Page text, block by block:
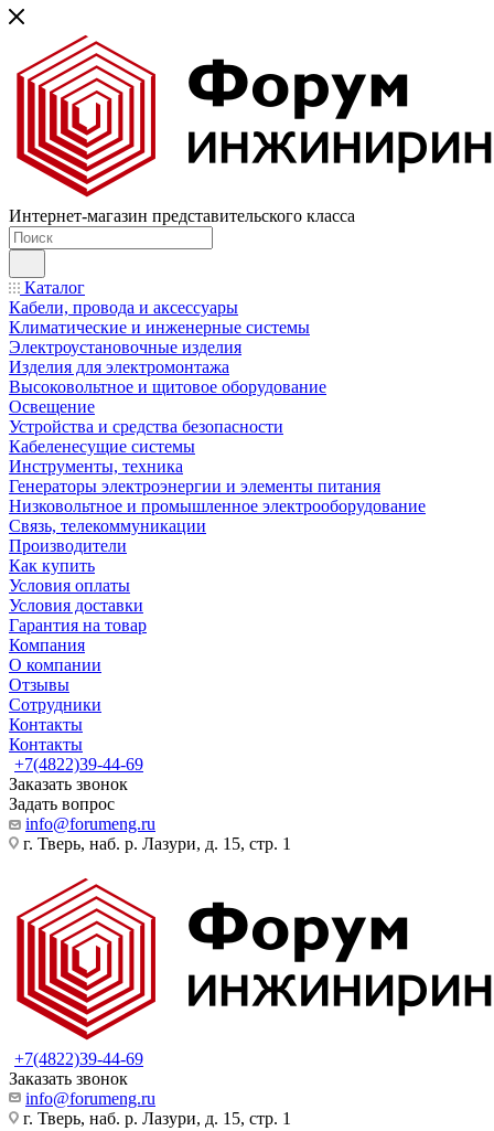
Интернет-магазин представительского класса
Каталог
Кабели, провода и аксессуары
Климатические и инженерные системы
Электроустановочные изделия
Изделия для электромонтажа
Высоковольтное и щитовое оборудование
Освещение
Устройства и средства безопасности
Кабеленесущие системы
Инструменты, техника
Генераторы электроэнергии и элементы питания
Низковольтное и промышленное электрооборудование
Связь, телекоммуникации
Производители
Как купить
Условия оплаты
Условия доставки
Гарантия на товар
Компания
О компании
Отзывы
Сотрудники
Контакты
Контакты
+7(4822)39-44-69
Заказать звонок
Задать вопрос
info@forumeng.ru
г. Тверь, наб. р. Лазури, д. 15, стр. 1
+7(4822)39-44-69
Заказать звонок
info@forumeng.ru
г. Тверь, наб. р. Лазури, д. 15, стр. 1